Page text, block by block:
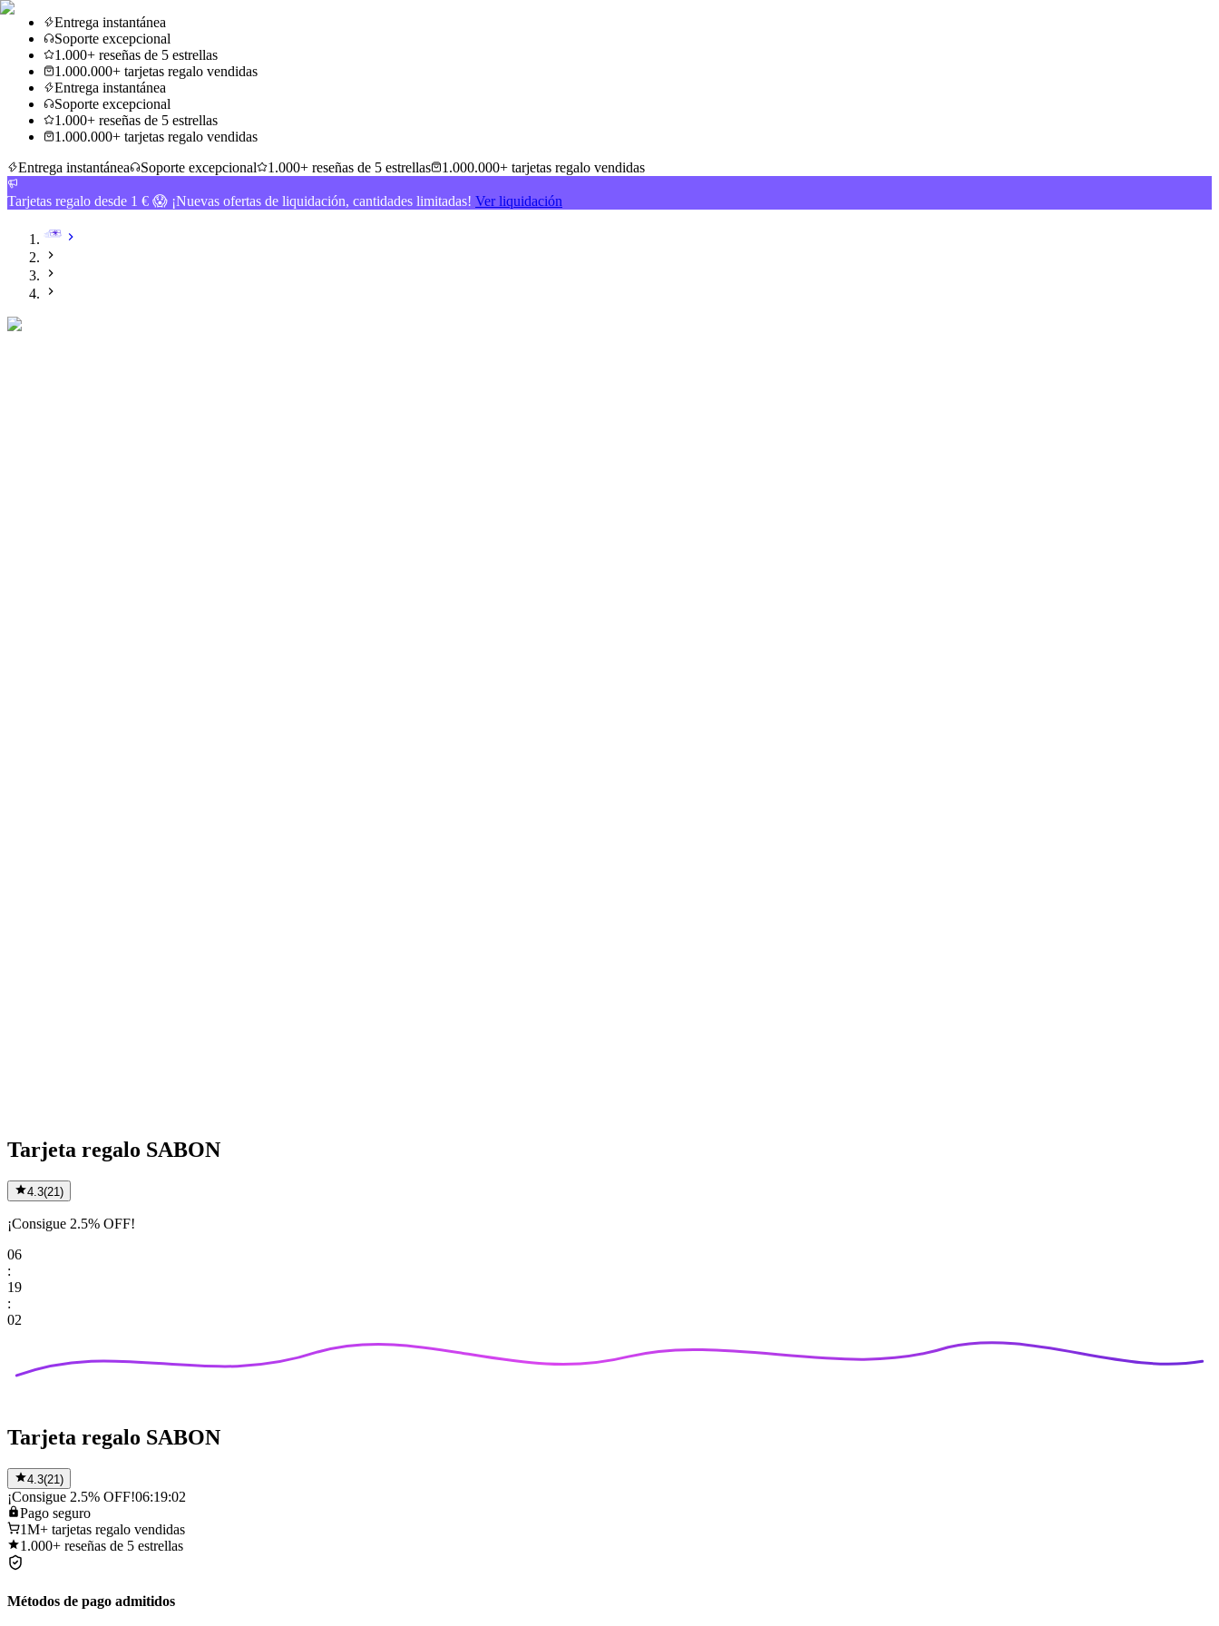
Entrega instantánea
Soporte excepcional
1.000+ reseñas de 5 estrellas
1.000.000+ tarjetas regalo vendidas
Entrega instantánea
Soporte excepcional
1.000+ reseñas de 5 estrellas
1.000.000+ tarjetas regalo vendidas
Entrega instantánea
Soporte excepcional 1.000+ reseñas de 5 estrellas 1.000.000+ tarjetas regalo vendidas
Tarjetas regalo desde 1 € 😱 ¡Nuevas ofertas de liquidación, cantidades limitadas! Ver liquidación
Tarjeta regalo SABON
4.3(21)
¡Consigue 2.5% OFF!
06
:
19
:
02
Tarjeta regalo SABON
4.3(21 )
¡Consigue 2.5% OFF!06:19:02
Pago seguro
1M+ tarjetas regalo vendidas
1.000+ reseñas de 5 estrellas
Métodos de pago admitidos